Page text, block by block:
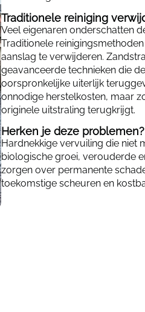
Traditionele reiniging
Veel eigenaren onderschatten
Traditionele
aanslag te verwijderen.
geavanceerde technieken die
oorspronkelijke uiterlijk
onnodige herstelkosten, maar
originele uitstraling terugkrijgt.
Herken je deze problemen?
Hardnekkige vervuiling die niet
biologische groei, verouderde
zorgen over permanente
toekomstige scheuren en